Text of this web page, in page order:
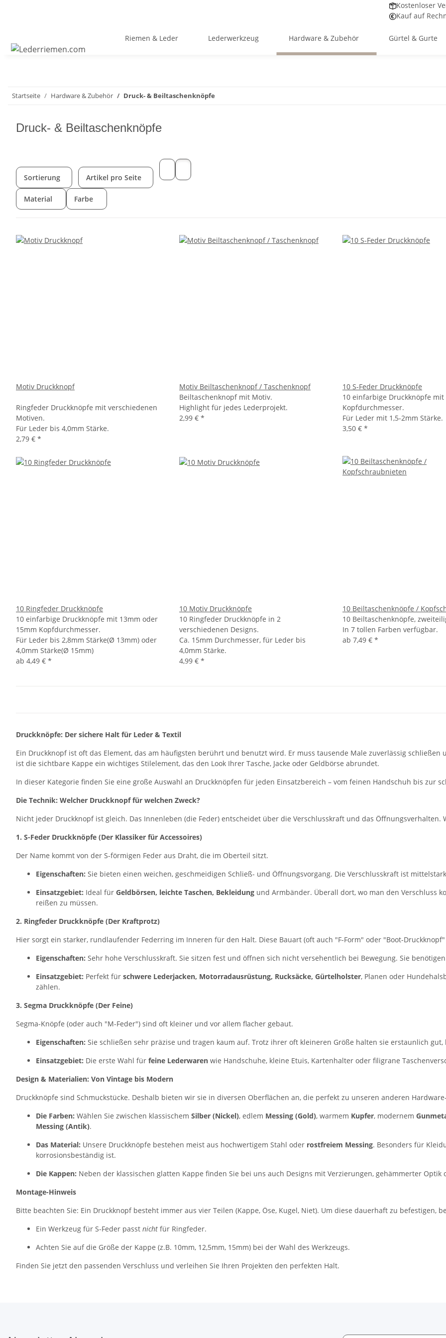
Kostenloser
Kauf auf
Riemen & Leder Lederwerkzeug Hardware & Zubehör Gürtel & Gurte
Startseite Hardware & Zubehör Druck- & Beiltaschenknöpfe
Druck- & Beiltaschenknöpfe
Sortierung Artikel pro Seite
Material Farbe
Motiv Druckknopf
Ringfeder Druckknöpfe mit verschiedenen
Motiven.
Für Leder bis 4,0mm Stärke.
2,79 € *
Motiv Beiltaschenknopf / Taschenknopf
Beiltaschenknopf mit Motiv.
Highlight für jedes Lederprojekt.
2,99 € *
10 S-Feder Druckknöpfe
10 einfarbige Druckknöpfe mit
Kopfdurchmesser.
Für Leder mit 1,5-2mm Stärke.
3,50 € *
10 Ringfeder Druckknöpfe
10 einfarbige Druckknöpfe mit 13mm oder
15mm Kopfdurchmesser.
Für Leder bis 2,8mm Stärke(Ø 13mm) oder
4,0mm Stärke(Ø 15mm)
ab 4,49 € *
10 Motiv Druckknöpfe
10 Ringfeder Druckknöpfe in 2
verschiedenen Designs.
Ca. 15mm Durchmesser, für Leder bis
4,0mm Stärke.
4,99 € *
10 Beiltaschenknöpfe /
10 Beiltaschenknöpfe,
In 7 tollen Farben verfügbar.
ab 7,49 € *
Druckknöpfe: Der sichere Halt für Leder & Textil
Ein Druckknopf ist oft das Element, das am häufigsten berührt und benutzt wird. Er muss tausende Male zuverlässig
ist die sichtbare Kappe ein wichtiges Stilelement, das den Look Ihrer Tasche, Jacke oder Geldbörse abrundet.
In dieser Kategorie finden Sie eine große Auswahl an Druckknöpfen für jeden Einsatzbereich – vom feinen Handschuh bis zur
Die Technik: Welcher Druckknopf für welchen Zweck?
Nicht jeder Druckknopf ist gleich. Das Innenleben (die Feder) entscheidet über die Verschlusskraft und das
1. S-Feder Druckknöpfe (Der Klassiker für Accessoires)
Der Name kommt von der S-förmigen Feder aus Draht, die im Oberteil sitzt.
Eigenschaften: Sie bieten einen weichen, geschmeidigen Schließ- und Öffnungsvorgang. Die Verschlusskraft ist
Einsatzgebiet: Ideal für Geldbörsen, leichte Taschen, Bekleidung und Armbänder. Überall dort, wo man den Verschluss
reißen zu müssen.
2. Ringfeder Druckknöpfe (Der Kraftprotz)
Hier sorgt ein starker, rundlaufender Federring im Inneren für den Halt. Diese Bauart (oft auch "F-Form" oder "Boot-
Eigenschaften: Sehr hohe Verschlusskraft. Sie sitzen fest und öffnen sich nicht versehentlich bei Bewegung. Sie
Einsatzgebiet: Perfekt für schwere Lederjacken, Motorradausrüstung, Rucksäcke, Gürtelholster, Planen oder
zählen.
3. Segma Druckknöpfe (Der Feine)
Segma-Knöpfe (oder auch "M-Feder") sind oft kleiner und vor allem flacher gebaut.
Eigenschaften: Sie schließen sehr präzise und tragen kaum auf. Trotz ihrer oft kleineren Größe halten sie erstaunlich
Einsatzgebiet: Die erste Wahl für feine Lederwaren wie Handschuhe, kleine Etuis, Kartenhalter oder filigrane
Design & Materialien: Von Vintage bis Modern
Druckknöpfe sind Schmuckstücke. Deshalb bieten wir sie in diversen Oberflächen an, die perfekt zu unseren anderen
Die Farben: Wählen Sie zwischen klassischem Silber (Nickel), edlem Messing (Gold), warmem Kupfer, modernem
Messing (Antik).
Das Material: Unsere Druckknöpfe bestehen meist aus hochwertigem Stahl oder rostfreiem Messing. Besonders für
korrosionsbeständig ist.
Die Kappen: Neben der klassischen glatten Kappe finden Sie bei uns auch Designs mit Verzierungen, gehämmerter
Montage-Hinweis
Bitte beachten Sie: Ein Druckknopf besteht immer aus vier Teilen (Kappe, Öse, Kugel, Niet). Um diese dauerhaft zu befestigen,
Ein Werkzeug für S-Feder passt nicht für Ringfeder.
Achten Sie auf die Größe der Kappe (z.B. 10mm, 12,5mm, 15mm) bei der Wahl des Werkzeugs.
Finden Sie jetzt den passenden Verschluss und verleihen Sie Ihren Projekten den perfekten Halt.